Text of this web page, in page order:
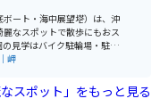
ート・海中展望塔）は、沖
なスポットで散歩にもおス
見学はバイク駐輪場・駐車
セナ海中公園に遊びに来ま
）が利用でき、海中展望塔
を利用します。展望塔の窓
岬
スポット」をもっと見る